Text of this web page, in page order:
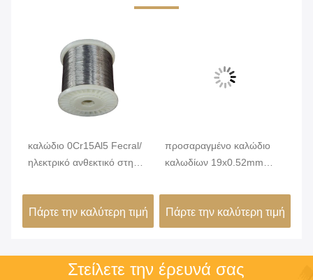
καλώδιο 0Cr15Al5 Fecral/
ηλεκτρικό ανθεκτικό στη
φούρνο
Πάρτε την καλύτερη τιμή
προσαραγμένο καλώδιο
καλωδίων 19x0.52mm
στοιχεία θέρμανσης
Πάρτε την καλύτερη τιμή
Στείλετε την έρευνά σας